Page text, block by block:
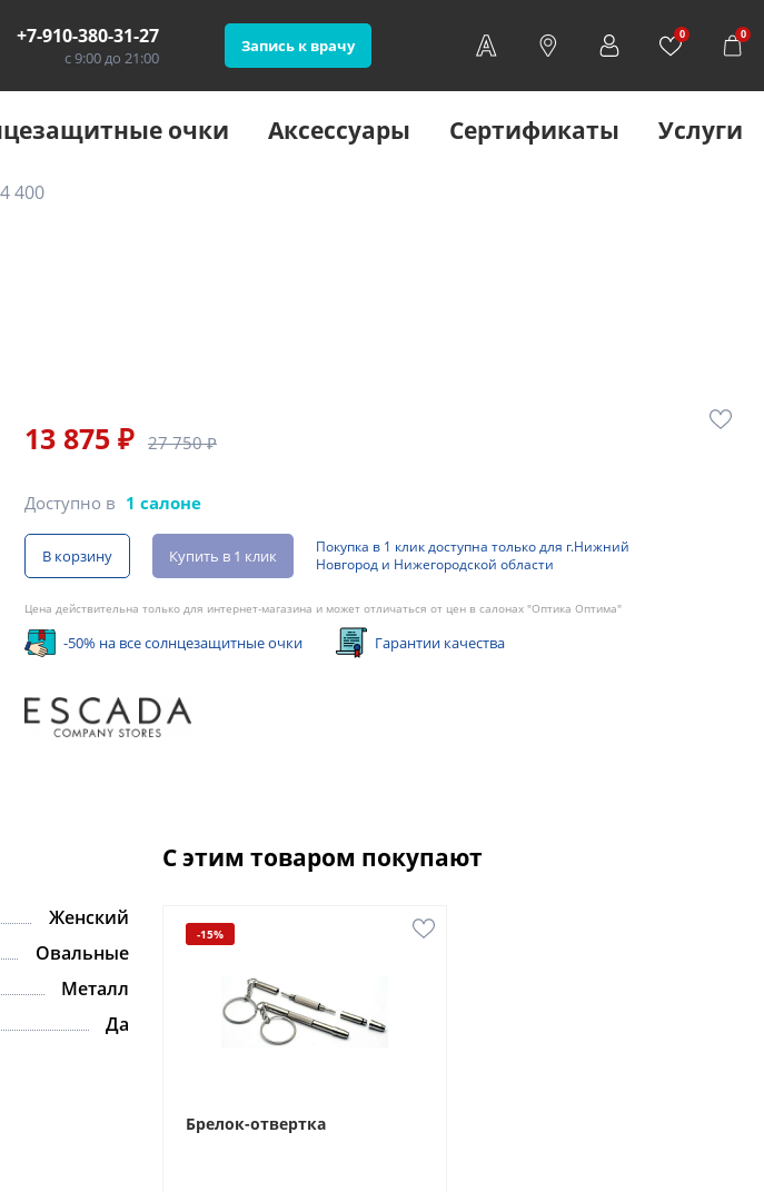
+7-910-380-31-27
с 9:00 до 21:00
Запись к врачу
0 0
очки Аксессуары Сертификаты Услуги
400
13 875 ₽ 27 750 ₽
Доступно в 1 салоне
В корзину Купить в 1 клик
Покупка в 1 клик доступна только для г.Нижний
Новгород и Нижегородской области
Цена действительна только для интернет-магазина и может отличаться от цен в салонах "Оптика Оптима"
-50% на все солнцезащитные очки Гарантии качества
Женский
Овальные
Металл
Да
С этим товаром покупают
-15%
Брелок-отвертка